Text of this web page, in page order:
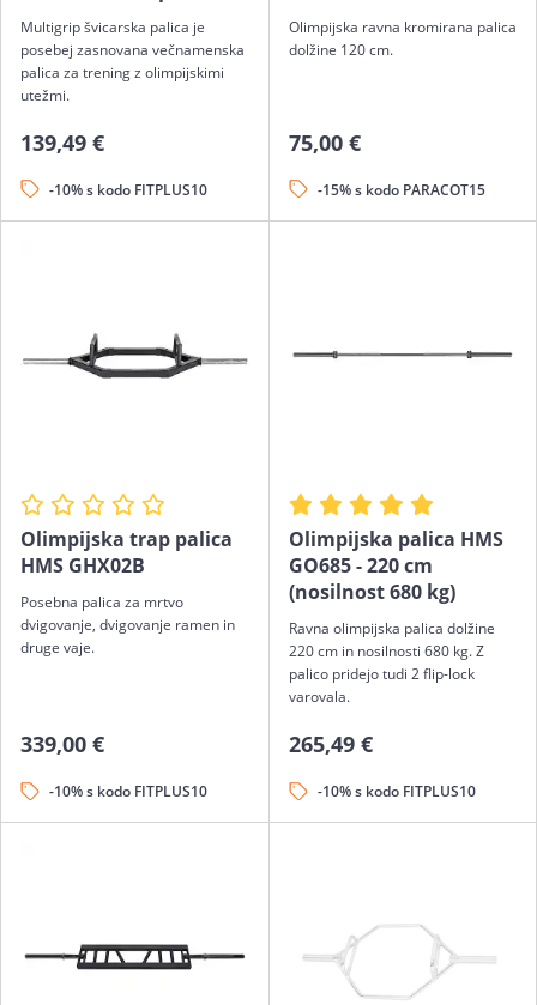
Multigrip švicarska palica je
posebej zasnovana večnamenska
palica za trening z olimpijskimi
utežmi.
139,49 €
-10% s kodo FITPLUS10
Olimpijska ravna kromirana palica
dolžine 120 cm.
75,00 €
-15% s kodo PARACOT15
Olimpijska trap palica
HMS GHX02B
Posebna palica za mrtvo
dvigovanje, dvigovanje ramen in
druge vaje.
339,00 €
-10% s kodo FITPLUS10
Olimpijska palica HMS
GO685 - 220 cm
(nosilnost 680 kg)
Ravna olimpijska palica dolžine
220 cm in nosilnosti 680 kg. Z
palico pridejo tudi 2 flip-lock
varovala.
265,49 €
-10% s kodo FITPLUS10